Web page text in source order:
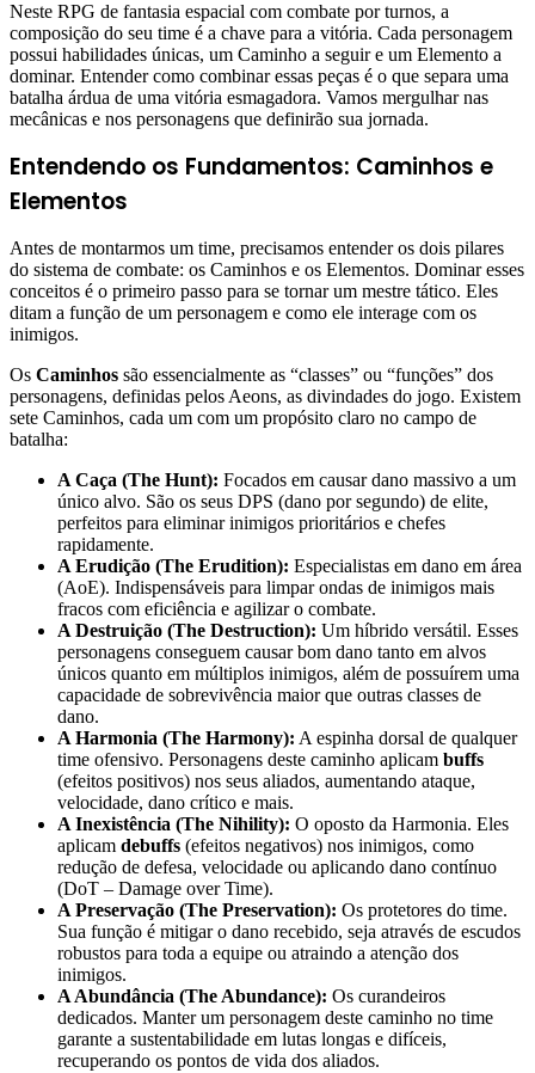
Neste RPG de fantasia espacial com combate por turnos, a
composição do seu time é a chave para a vitória. Cada personagem
possui habilidades únicas, um Caminho a seguir e um Elemento a
dominar. Entender como combinar essas peças é o que separa uma
batalha árdua de uma vitória esmagadora. Vamos mergulhar nas
mecânicas e nos personagens que definirão sua jornada.
Entendendo os Fundamentos: Caminhos e
Elementos
Antes de montarmos um time, precisamos entender os dois pilares
do sistema de combate: os Caminhos e os Elementos. Dominar esses
conceitos é o primeiro passo para se tornar um mestre tático. Eles
ditam a função de um personagem e como ele interage com os
inimigos.
Os Caminhos são essencialmente as “classes” ou “funções” dos
personagens, definidas pelos Aeons, as divindades do jogo. Existem
sete Caminhos, cada um com um propósito claro no campo de
batalha:
A Caça (The Hunt): Focados em causar dano massivo a um
único alvo. São os seus DPS (dano por segundo) de elite,
perfeitos para eliminar inimigos prioritários e chefes
rapidamente.
A Erudição (The Erudition): Especialistas em dano em área
(AoE). Indispensáveis para limpar ondas de inimigos mais
fracos com eficiência e agilizar o combate.
A Destruição (The Destruction): Um híbrido versátil. Esses
personagens conseguem causar bom dano tanto em alvos
únicos quanto em múltiplos inimigos, além de possuírem uma
capacidade de sobrevivência maior que outras classes de
dano.
A Harmonia (The Harmony): A espinha dorsal de qualquer
time ofensivo. Personagens deste caminho aplicam buffs
(efeitos positivos) nos seus aliados, aumentando ataque,
velocidade, dano crítico e mais.
A Inexistência (The Nihility): O oposto da Harmonia. Eles
aplicam debuffs (efeitos negativos) nos inimigos, como
redução de defesa, velocidade ou aplicando dano contínuo
(DoT – Damage over Time).
A Preservação (The Preservation): Os protetores do time.
Sua função é mitigar o dano recebido, seja através de escudos
robustos para toda a equipe ou atraindo a atenção dos
inimigos.
A Abundância (The Abundance): Os curandeiros
dedicados. Manter um personagem deste caminho no time
garante a sustentabilidade em lutas longas e difíceis,
recuperando os pontos de vida dos aliados.